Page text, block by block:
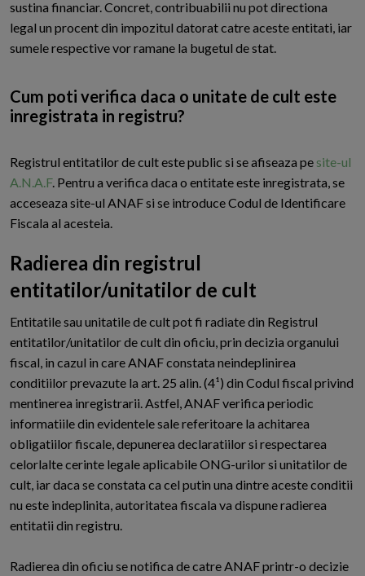
sustina financiar. Concret, contribuabilii nu pot directiona
legal un procent din impozitul datorat catre aceste entitati, iar
sumele respective vor ramane la bugetul de stat.
Cum poti verifica daca o unitate de cult este
inregistrata in registru?
Registrul entitatilor de cult este public si se afiseaza pe site-ul
A.N.A.F. Pentru a verifica daca o entitate este inregistrata, se
acceseaza site-ul ANAF si se introduce Codul de Identificare
Fiscala al acesteia.
Radierea din registrul
entitatilor/unitatilor de cult
Entitatile sau unitatile de cult pot fi radiate din Registrul
entitatilor/unitatilor de cult din oficiu, prin decizia organului
fiscal, in cazul in care ANAF constata neindeplinirea
conditiilor prevazute la art. 25 alin. (4¹) din Codul fiscal privind
mentinerea inregistrarii. Astfel, ANAF verifica periodic
informatiile din evidentele sale referitoare la achitarea
obligatiilor fiscale, depunerea declaratiilor si respectarea
celorlalte cerinte legale aplicabile ONG-urilor si unitatilor de
cult, iar daca se constata ca cel putin una dintre aceste conditii
nu este indeplinita, autoritatea fiscala va dispune radierea
entitatii din registru.
Radierea din oficiu se notifica de catre ANAF printr-o decizie